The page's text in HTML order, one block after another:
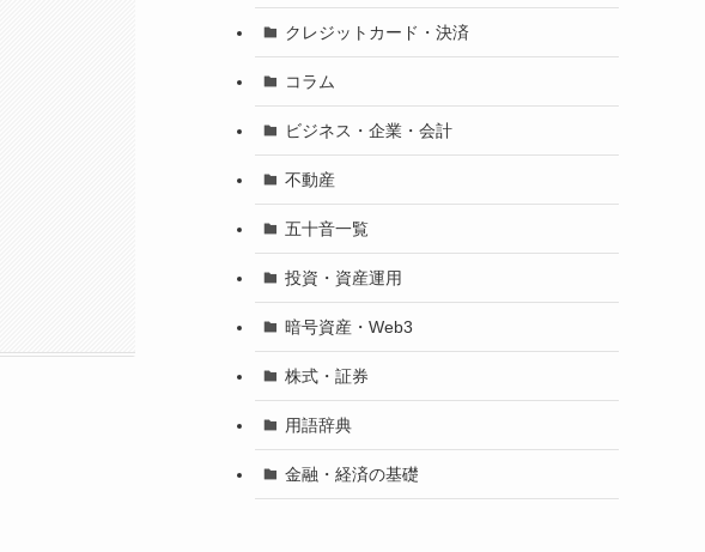
クレジットカード・決済
コラム
ビジネス・企業・会計
不動産
五十音一覧
投資・資産運用
暗号資産・Web3
株式・証券
用語辞典
金融・経済の基礎